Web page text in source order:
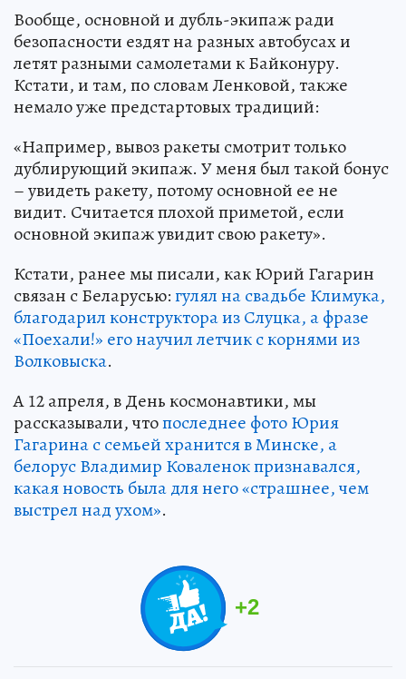
Вообще, основной и дубль-экипаж ради
безопасности ездят на разных автобусах и
летят разными самолетами к Байконуру.
Кстати, и там, по словам Ленковой, также
немало уже предстартовых традиций:
«Например, вывоз ракеты смотрит только
дублирующий экипаж. У меня был такой бонус
– увидеть ракету, потому основной ее не
видит. Считается плохой приметой, если
основной экипаж увидит свою ракету».
Кстати, ранее мы писали, как Юрий Гагарин
связан с Беларусью:гулял на свадьбе Климука,
благодарил конструктора из Слуцка, а фразе
«Поехали!» его научил летчик с корнями из
Волковыска.
А 12 апреля, в День космонавтики, мы
рассказывали, чтопоследнее фото Юрия
Гагарина с семьей хранится в Минске, а
белорус Владимир Коваленок признавался,
какая новость была для него «страшнее, чем
выстрел над ухом».
+2